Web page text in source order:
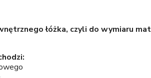
łóżka, czyli do wymiaru